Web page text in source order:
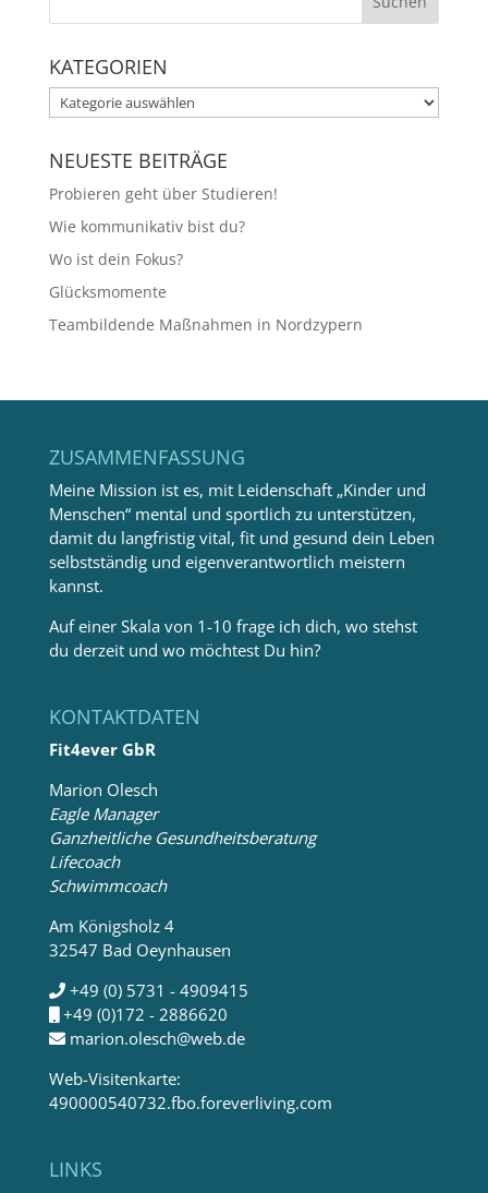
KATEGORIEN
Kategorien
NEUESTE BEITRÄGE
Probieren geht über Studieren!
Wie kommunikativ bist du?
Wo ist dein Fokus?
Glücksmomente
Teambildende Maßnahmen in Nordzypern
ZUSAMMENFASSUNG
Meine Mission ist es, mit Leidenschaft „Kinder und
Menschen“ mental und sportlich zu unterstützen,
damit du langfristig vital, fit und gesund dein Leben
selbstständig und eigenverantwortlich meistern
kannst.
Auf einer Skala von 1-10 frage ich dich, wo stehst
du derzeit und wo möchtest Du hin?
KONTAKTDATEN
Fit4ever GbR
Marion Olesch
Eagle Manager
Ganzheitliche Gesundheitsberatung
Lifecoach
Schwimmcoach
Am Königsholz 4
32547 Bad Oeynhausen
+49 (0) 5731 - 4909415
+49 (0)172 - 2886620
marion.olesch@web.de
Web-Visitenkarte:
490000540732.fbo.foreverliving.com
LINKS